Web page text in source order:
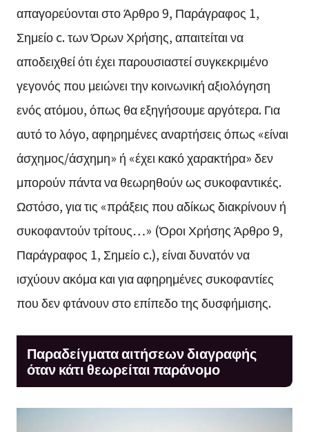
απαγορεύονται στο Άρθρο 9, Παράγραφος 1,
Σημείο c. των Όρων Χρήσης, απαιτείται να
αποδειχθεί ότι έχει παρουσιαστεί συγκεκριμένο
γεγονός που μειώνει την κοινωνική αξιολόγηση
ενός ατόμου, όπως θα εξηγήσουμε αργότερα. Για
αυτό το λόγο, αφηρημένες αναρτήσεις όπως «είναι
άσχημος/άσχημη» ή «έχει κακό χαρακτήρα» δεν
μπορούν πάντα να θεωρηθούν ως συκοφαντικές.
Ωστόσο, για τις «πράξεις που αδίκως διακρίνουν ή
συκοφαντούν τρίτους…» (Όροι Χρήσης Άρθρο 9,
Παράγραφος 1, Σημείο c.), είναι δυνατόν να
ισχύουν ακόμα και για αφηρημένες συκοφαντίες
που δεν φτάνουν στο επίπεδο της δυσφήμισης.
Παραδείγματα αιτήσεων διαγραφής
όταν κάτι θεωρείται παράνομο